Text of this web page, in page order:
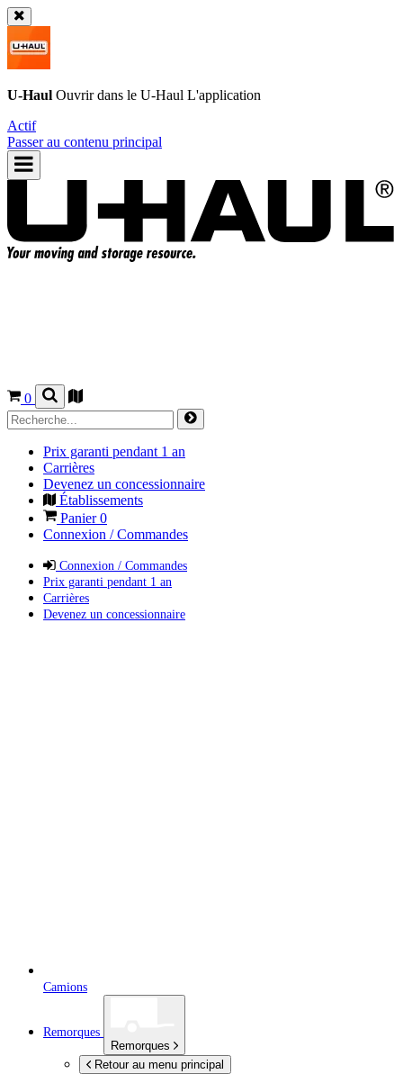
U-Haul Ouvrir dans le U-Haul L'application
Actif
Passer au contenu principal
0
Prix garanti pendant 1 an
Carrières
Devenez un concessionnaire
Établissements
Panier0
Connexion / Commandes
Connexion / Commandes
Prix garanti pendant 1 an
Carrières
Devenez un concessionnaire
Camions
Remorques
Remorques
Retour au menu principal